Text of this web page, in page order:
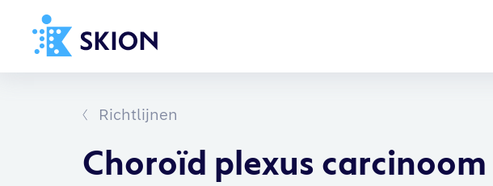
Richtlijnen
Choroïd plexus carcinoom
Richtlijnen
Over SKION